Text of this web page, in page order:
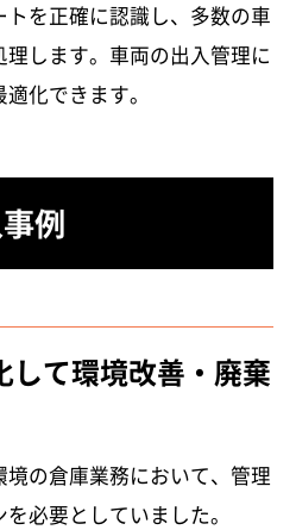
を正確に認識し、多数の車
します。車両の出入管理に
化できます。
例
して環境改善・廃棄
の倉庫業務において、管理
必要としていました。